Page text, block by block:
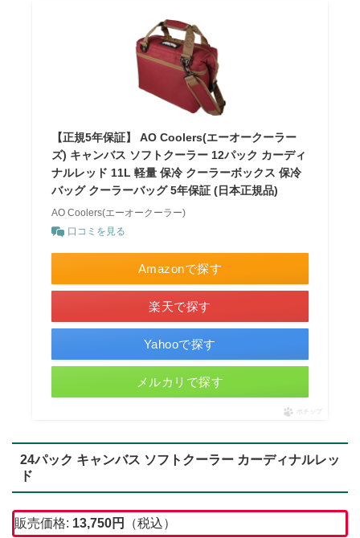
【正規5年保証】 AO Coolers(エーオークーラー
ズ) キャンバス ソフトクーラー 12パック カーディ
ナルレッド 11L 軽量 保冷 クーラーボックス 保冷
バッグ クーラーバッグ 5年保証 (日本正規品)
AO Coolers(エーオークーラー)
口コミを見る
Amazonで探す
楽天で探す
Yahooで探す
メルカリで探す
ポチップ
24パック キャンバス ソフトクーラー カーディナルレッ
ド
販売価格: 13,750円 （税込）